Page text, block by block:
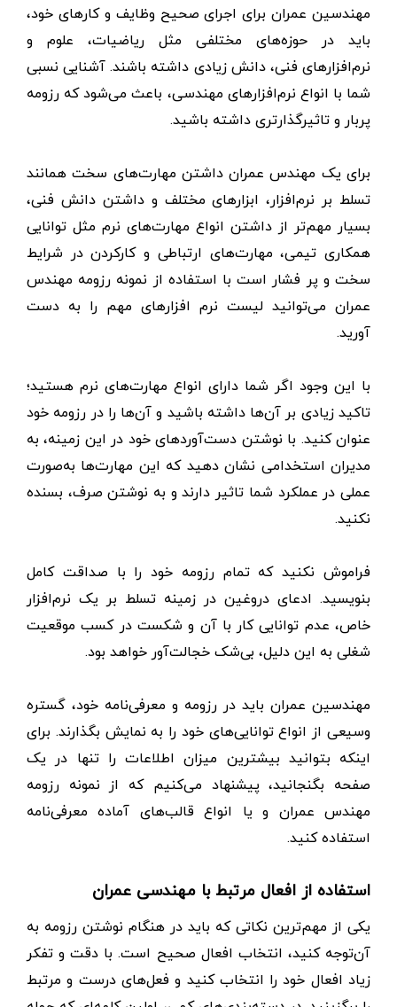
مهندسین عمران برای اجرای صحیح وظایف و کارهای خود،
باید در حوزه‌های مختلفی مثل ریاضیات، علوم و
نرم‌افزارهای فنی، دانش زیادی داشته باشند. آشنایی نسبی
شما با انواع نرم‌افزارهای مهندسی، باعث می‌شود که رزومه
پربار و تاثیرگذارتری داشته باشید.
برای یک مهندس عمران داشتن مهارت‌های سخت همانند
تسلط بر نرم‌افزار، ابزارهای مختلف و داشتن دانش فنی،
بسیار مهم‌تر از داشتن انواع مهارت‌های نرم مثل توانایی
همکاری تیمی، مهارت‌های ارتباطی و کارکردن در شرایط
سخت و پر فشار است با استفاده از نمونه رزومه مهندس
عمران می‌توانید لیست نرم افزارهای مهم را به دست
آورید.
با این وجود اگر شما دارای انواع مهارت‌های نرم هستید؛
تاکید زیادی بر آن‌ها داشته باشید و آن‌ها را در رزومه خود
عنوان کنید. با نوشتن دست‌آوردهای خود در این زمینه، به
مدیران استخدامی نشان دهید که این مهارت‌ها به‌صورت
عملی در عملکرد شما تاثیر دارند و به نوشتن صرف، بسنده
نکنید.
فراموش نکنید که تمام رزومه خود را با صداقت کامل
بنویسید. ادعای دروغین در زمینه تسلط بر یک نرم‌افزار
خاص، عدم توانایی کار با آن و شکست در کسب موقعیت
شغلی به این دلیل، بی‌شک خجالت‌آور خواهد بود.
مهندسین عمران باید در رزومه و معرفی‌نامه خود، گستره
وسیعی از انواع توانایی‌های خود را به نمایش بگذارند. برای
اینکه بتوانید بیشترین میزان اطلاعات را تنها در یک
صفحه بگنجانید، پیشنهاد می‌کنیم که از نمونه رزومه
مهندس عمران و یا انواع قالب‌های آماده معرفی‌نامه
استفاده کنید.
استفاده از افعال مرتبط با مهندسی عمران
یکی از مهم‌ترین نکاتی که باید در هنگام نوشتن رزومه به
آن‌توجه کنید، انتخاب افعال صحیح است. با دقت و تفکر
زیاد افعال خود را انتخاب کنید و فعل‌های درست و مرتبط